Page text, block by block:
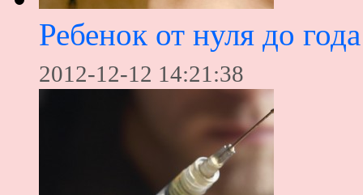
Ребенок от нуля до
2012-12-12 14:21:38